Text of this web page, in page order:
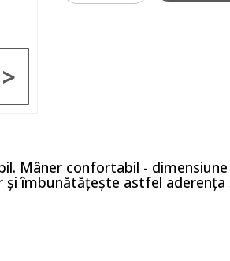
>
Mâner confortabil -
îmbunătățește astfel aderența